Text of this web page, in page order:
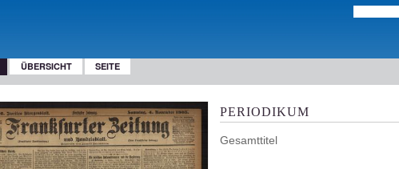
ÜBERSICHT SEITE
PERIODIKUM
Gesamttitel